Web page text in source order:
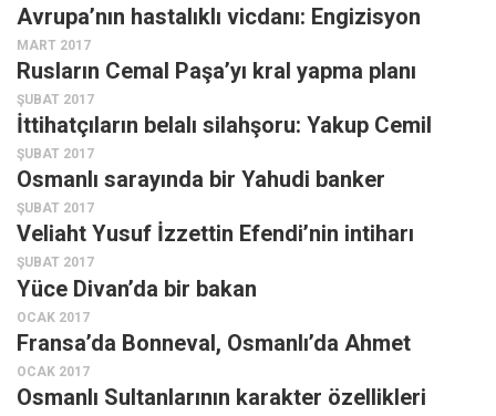
Avrupa’nın hastalıklı vicdanı: Engizisyon
MART 2017
Rusların Cemal Paşa’yı kral yapma planı
ŞUBAT 2017
İttihatçıların belalı silahşoru: Yakup Cemil
ŞUBAT 2017
Osmanlı sarayında bir Yahudi banker
ŞUBAT 2017
Veliaht Yusuf İzzettin Efendi’nin intiharı
ŞUBAT 2017
Yüce Divan’da bir bakan
OCAK 2017
Fransa’da Bonneval, Osmanlı’da Ahmet
OCAK 2017
Osmanlı Sultanlarının karakter özellikleri